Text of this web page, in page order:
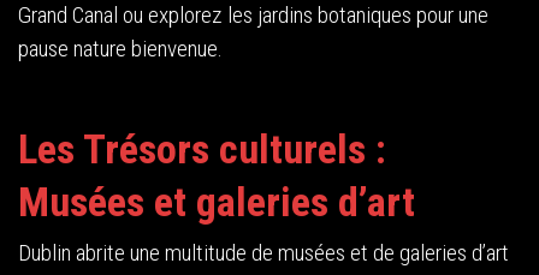
Grand Canal ou explorez les jardins botaniques pour une
pause nature bienvenue.
Les Trésors culturels :
Musées et galeries d’art
Dublin abrite une multitude de musées et de galeries d’art